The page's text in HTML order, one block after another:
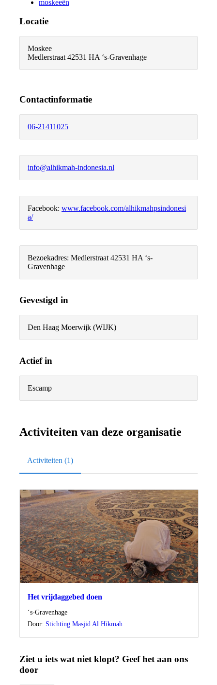
moskeeën
Locatie
Moskee
Medlerstraat 42531 HA ‘s-Gravenhage
Contactinformatie
06-21411025
info@alhikmah-indonesia.nl
Facebook: www.facebook.com/alhikmahpsindonesi
a/
Bezoekadres: Medlerstraat 42531 HA ‘s-
Gravenhage
Gevestigd in
Den Haag Moerwijk (WIJK)
Actief in
Escamp
Activiteiten van deze organisatie
Activiteiten (1)
Het vrijdaggebed doen
Locatie
‘s-Gravenhage
Door: Stichting Masjid Al Hikmah
Ziet u iets wat niet klopt? Geef het aan ons
door